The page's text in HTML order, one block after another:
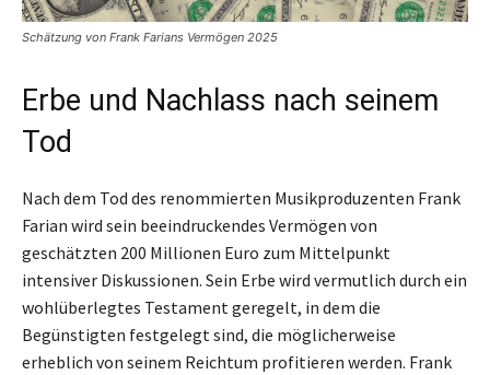
Schätzung von Frank Farians Vermögen 2025
Erbe und Nachlass nach seinem
Tod
Nach dem Tod des renommierten Musikproduzenten Frank
Farian wird sein beeindruckendes Vermögen von
geschätzten 200 Millionen Euro zum Mittelpunkt
intensiver Diskussionen. Sein Erbe wird vermutlich durch ein
wohlüberlegtes Testament geregelt, in dem die
Begünstigten festgelegt sind, die möglicherweise
erheblich von seinem Reichtum profitieren werden. Frank